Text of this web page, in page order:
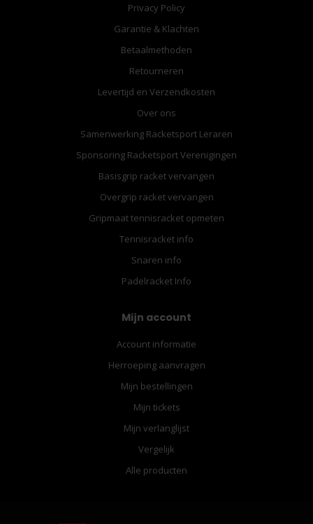
Privacy Policy
Garantie & Klachten
Betaalmethoden
Retourneren
Levertijd en Verzendkosten
Over ons
Samenwerking Racketsport Leraren
Sponsoring Racketsport Verenigingen
Basisgrip racket vervangen
Overgrip racket vervangen
Gripmaat tennisracket opmeten
Tennisracket info
Snaren info
Padelracket Info
Mijn account
Account informatie
Herroeping aanvragen
Mijn bestellingen
Mijn tickets
Mijn verlanglijst
Vergelijk
Alle producten